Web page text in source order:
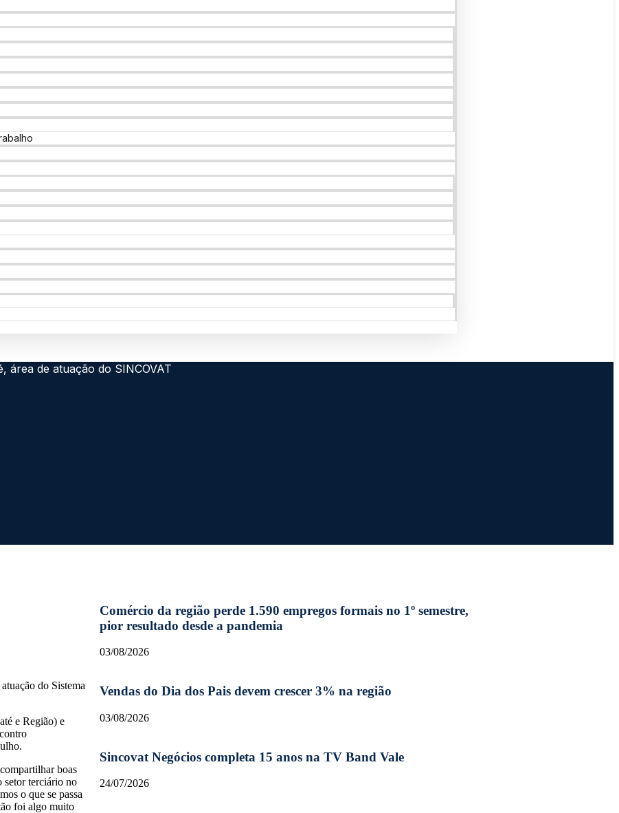
do Sistema
e Região) e
boas
setor terciário no
o que se passa
foi algo muito
Comércio da região perde 1.590 empregos formais no 1º semestre,
pior resultado desde a pandemia
03/08/2026
Vendas do Dia dos Pais devem crescer 3% na região
03/08/2026
Sincovat Negócios completa 15 anos na TV Band Vale
24/07/2026